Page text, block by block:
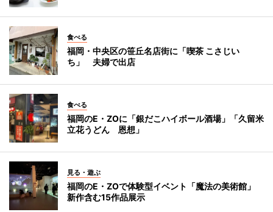
食べる
福岡・中央区の笹丘名店街に「喫茶 こさじい
ち」 夫婦で出店
食べる
福岡のE・ZOに「銀だこハイボール酒場」「久留米
立花うどん 恩想」
見る・遊ぶ
福岡のE・ZOで体験型イベント「魔法の美術館」
新作含む15作品展示